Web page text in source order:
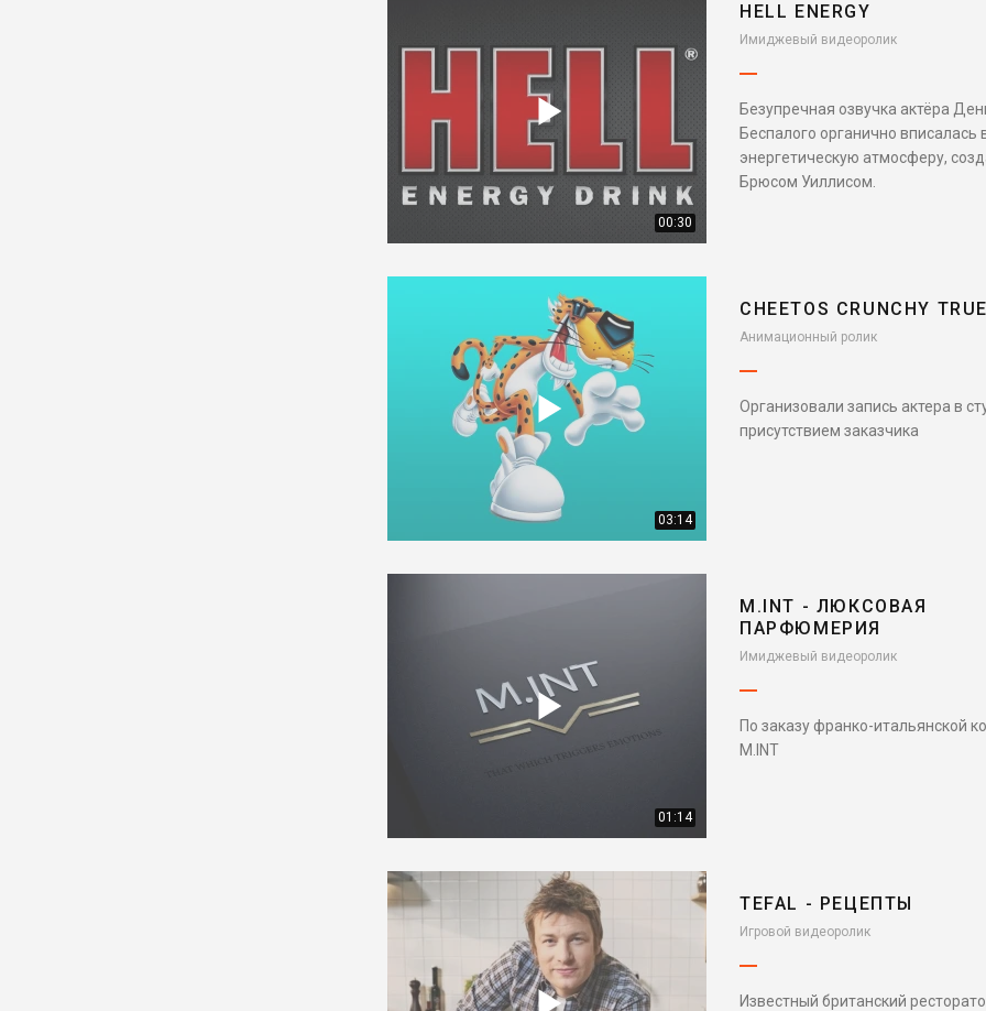
00:30
HELL ENERGY
Имиджевый видеоролик
Безупречная озвучка актёра
Беспалого органично вписалась
энергетическую атмосферу,
Брюсом Уиллисом.
03:14
CHEETOS CRUNCHY TRUE
Анимационный ролик
Организовали запись актера в
присутствием заказчика
01:14
M.INT - ЛЮКСОВАЯ
ПАРФЮМЕРИЯ
Имиджевый видеоролик
По заказу франко-итальянской
M.INT
TEFAL - РЕЦЕПТЫ
Игровой видеоролик
Известный британский